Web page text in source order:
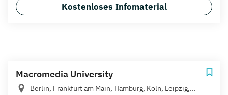
Kostenloses Infomaterial
Macromedia University
Berlin, Frankfurt am Main, Hamburg, Köln, Leipzig,...